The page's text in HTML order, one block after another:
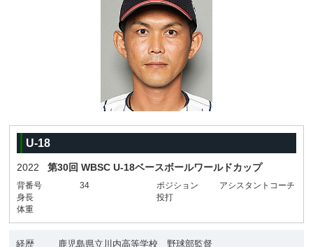
U-18
2022 第30回 WBSC U-18ベースボールワールドカップ
背番号 34 ポジション
アシスタントコーチ
身長
投打
体重
経歴 鹿児島県立川内高等学校 野球部監督